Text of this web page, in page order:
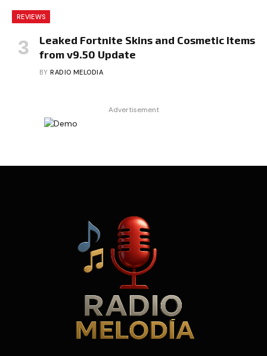
REVIEWS
Leaked Fortnite Skins and Cosmetic Items
from v9.50 Update
BY RADIO MELODIA
Advertisement